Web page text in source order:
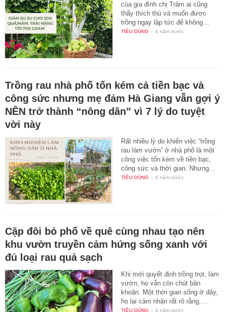
của gia đình chị Trâm ai cũng
thấy thích thú và muốn được
trồng ngay lập tức để không…
TIÊU DÙNG - 4 năm trước
Trồng rau nhà phố tốn kém cả tiền bạc và
công sức nhưng mẹ đảm Hà Giang vẫn gợi ý
NÊN trở thành “nông dân” vì 7 lý do tuyệt
vời này
Rất nhiều lý do khiến việc “trồng
rau làm vườn” ở nhà phố là một
công việc tốn kém về tiền bạc,
công sức và thời gian. Nhưng…
TIÊU DÙNG - 4 năm trước
Cặp đôi bỏ phố về quê cùng nhau tạo nên
khu vườn truyền cảm hứng sống xanh với
đủ loại rau quả sạch
Khi mới quyết định trồng trọt, làm
vườn, họ vẫn còn chút băn
khoăn. Một thời gian sống ở đây,
họ lại cảm nhận rất rõ rằng,…
TIÊU DÙNG - 4 năm trước